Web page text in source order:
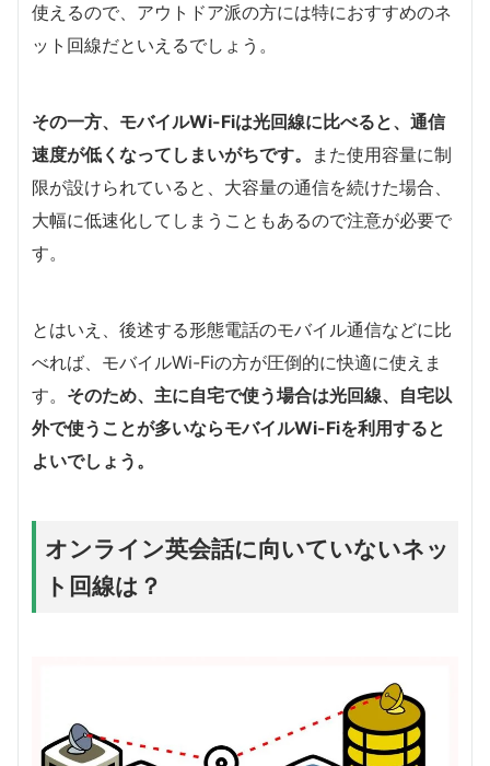
使えるので、アウトドア派の方には特におすすめのネ
ット回線だといえるでしょう。
その一方、モバイルWi-Fiは光回線に比べると、通信
速度が低くなってしまいがちです。
また使用容量に制
限が設けられていると、大容量の通信を続けた場合、
大幅に低速化してしまうこともあるので注意が必要で
す。
とはいえ、後述する形態電話のモバイル通信などに比
べれば、モバイルWi-Fiの方が圧倒的に快適に使えま
す。 そのため、主に自宅で使う場合は光回線、自宅以
外で使うことが多いならモバイルWi-Fiを利用すると
よいでしょう。
オンライン英会話に向いていないネッ
ト回線は？